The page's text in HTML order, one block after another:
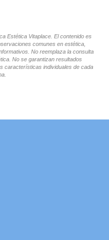
Estética Vitaplace. El contenido es
comunes en estética,
No reemplaza la consulta
No se garantizan resultados
características individuales de cada